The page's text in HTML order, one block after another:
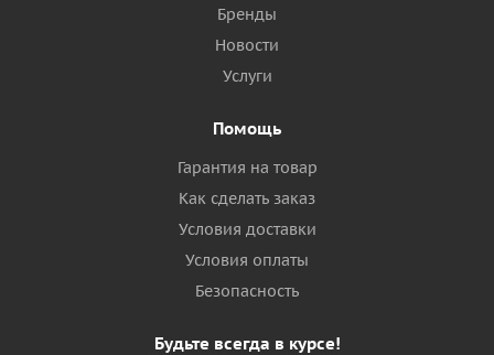
Бренды
Новости
Услуги
Помощь
Гарантия на товар
Как сделать заказ
Условия доставки
Условия оплаты
Безопасность
Будьте всегда в курсе!